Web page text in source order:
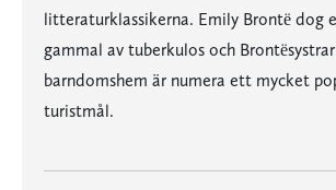
litteraturklassikerna. Emily Brontë dog
gammal av tuberkulos och
barndomshem är numera ett mycket
turistmål.